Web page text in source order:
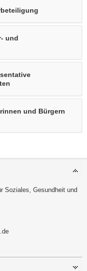
und
und Bürgern
Soziales, Gesundheit und